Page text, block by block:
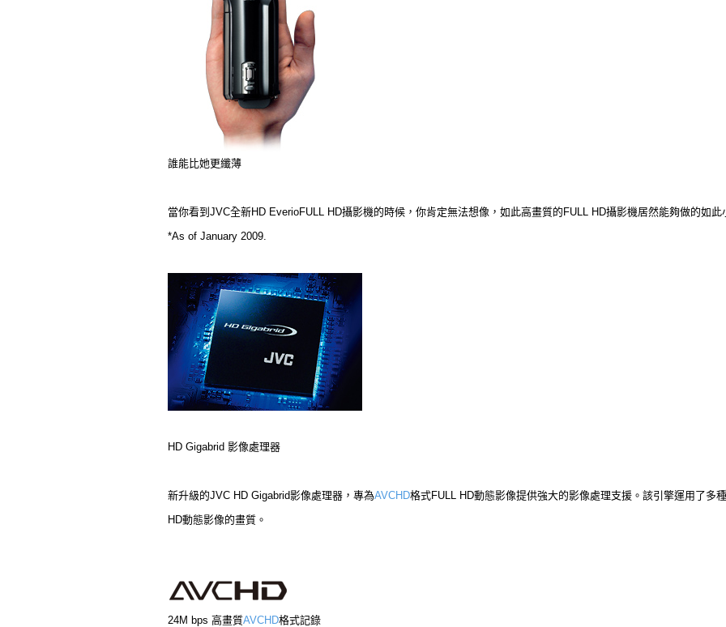
誰能比她更纖薄
當你看到JVC全新HD EverioFULL HD攝影機的時候，你肯定無法想像，如此高畫質的FULL HD攝影機居然能夠做的如此
*As of January 2009.
HD Gigabrid 影像處理器
新升級的JVC HD Gigabrid影像處理器，專為AVCHD格式FULL HD動態影像提供強大的影像處理支援。該引擎運用了多
HD動態影像的畫質。
24M bps 高畫質AVCHD格式記錄